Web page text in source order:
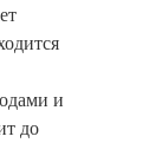
и
до